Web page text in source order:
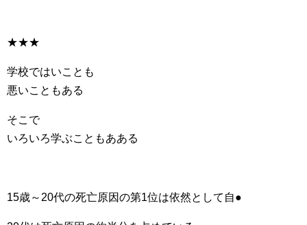
★★★
学校ではいことも
悪いこともある
そこで
いろいろ学ぶこともあある
15歳～20代の死亡原因の第1位は依然として自●